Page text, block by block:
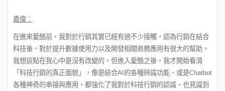
嘉偉：
在進來愛酷前，我對於行銷其實已經有過不少接觸，認為行銷在結合
科技後，對於提升數據使用力以及開發相關商務應用有很大的幫助，
我想這點在我心中是沒有改變的。但進入愛酷之後，我才開始看清
「科技行銷的真正面貌」，像是結合AI的各種辨識功能、或是Chatbot
各種神奇的串接與應用，都強化了我對於科技行銷的認識，也見識到